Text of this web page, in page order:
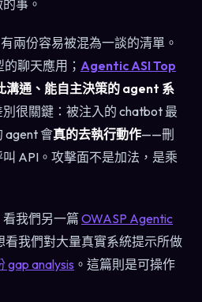
事。
兩份容易被混為一談的清單。
聊天應用； Agentic ASI Top
溝通、能自主決策的 agent 系
很關鍵：被注入的 chatbot 最
agent 會真的去執行動作——刪
API。攻擊面不是加法，是乘
我們另一篇OWASP Agentic
看我們對大量真實系統提示所做
gap analysis 。這篇則是可操作